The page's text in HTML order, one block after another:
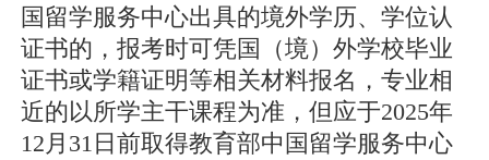
国留学服务中心出具的境外学历、学位认
证书的，报考时可凭国（境）外学校毕业
证书或学籍证明等相关材料报名，专业相
近的以所学主干课程为准，但应于2025年
12月31日前取得教育部中国留学服务中心